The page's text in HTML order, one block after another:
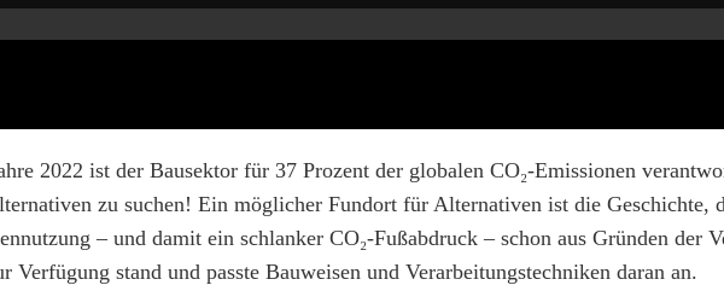
2022 ist der Bausektor für 37 Prozent der globalen CO₂-Emissionen
zu suchen! Ein möglicher Fundort für Alternativen ist die Geschichte,
– und damit ein schlanker CO₂-Fußabdruck – schon aus Gründen der
Verfügung stand und passte Bauweisen und Verarbeitungstechniken daran an.